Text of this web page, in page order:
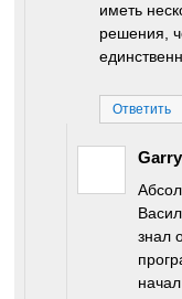
иметь
решения,
Ответить
знал